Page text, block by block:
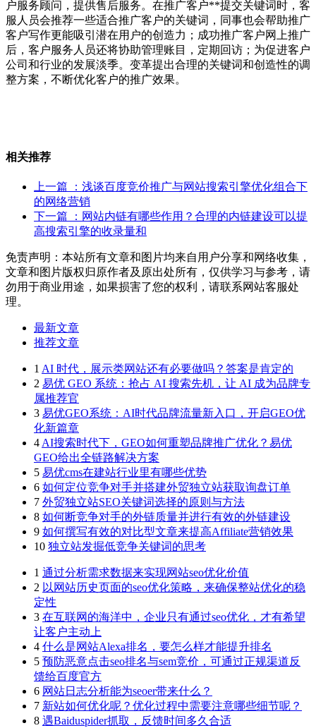
户服务顾问，提供售后服务。在推广客户**提交关键词时，客
服人员会推荐一些适合推广客户的关键词，同事也会帮助推广
客户写作更能吸引潜在用户的创造力；成功推广客户网上推广
后，客户服务人员还将协助管理账目，定期回访；为促进客户
公司和行业的发展淡季。变革提出合理的关键词和创造性的调
整方案，不断优化客户的推广效果。
相关推荐
上一篇
：浅谈百度竞价推广与网站搜索引擎优化组合下
的网络营销
下一篇
：网站内链有哪些作用？合理的内链建设可以提
高搜索引擎的收录量和
免责声明：本站所有文章和图片均来自用户分享和网络收集，
文章和图片版权归原作者及原出处所有，仅供学习与参考，请
勿用于商业用途，如果损害了您的权利，请联系网站客服处
理。
最新文章
推荐文章
1 AI 时代，展示类网站还有必要做吗？答案是肯定的
2 易优 GEO 系统：抢占 AI 搜索先机，让 AI 成为品牌专
属推荐官
3 易优GEO系统：AI时代品牌流量新入口，开启GEO优
化新篇章
4 AI搜索时代下，GEO如何重塑品牌推广优化？易优
GEO给出全链路解决方案
5 易优cms在建站行业里有哪些优势
6 如何定位竞争对手并搭建外贸独立站获取询盘订单
7 外贸独立站SEO关键词选择的原则与方法
8 如何断竞争对手的外链质量并进行有效的外链建设
9 如何撰写有效的对比型文章来提高Affiliate营销效果
10 独立站发掘低竞争关键词的思考
1 通过分析需求数据来实现网站seo优化价值
2 以网站历史页面的seo优化策略，来确保整站优化的稳
定性
3 在互联网的海洋中，企业只有通过seo优化，才有希望
让客户主动上
4 什么是网站Alexa排名，要怎么样才能提升排名
5 预防恶意点击seo排名与sem竞价，可通过正规渠道反
馈给百度官方
6 网站日志分析能为seoer带来什么？
7 新站如何优化呢？优化过程中需要注意哪些细节呢？
8 遇Baiduspider抓取，反馈时间多久合适